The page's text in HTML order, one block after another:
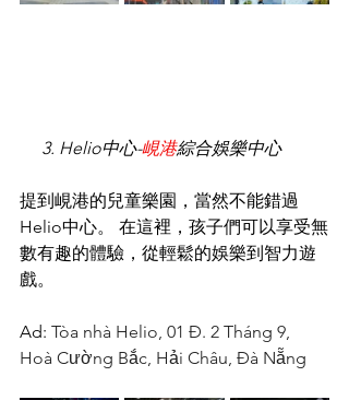
  3. Helio中心-
峴港綜合娛樂中心
提到峴港的兒童樂園，當然不能錯過
Helio中心。 在這裡，孩子們可以享受無
數有趣的體驗，從輕鬆的娛樂到智力遊
戲。
Ad: Tòa nhà Helio, 01 Đ. 2 Tháng 9,
Hoà Cường Bắc, Hải Châu, Đà Nẵng